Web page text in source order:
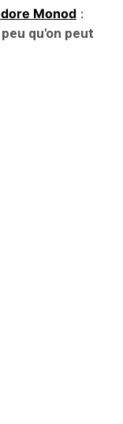
Monod :
qu'on peut